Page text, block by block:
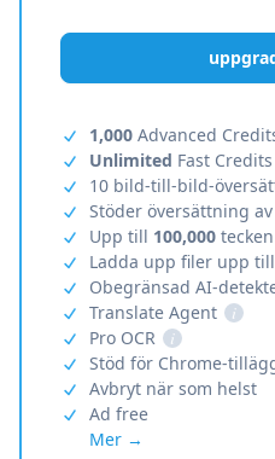
1,000 Advanced
Unlimited Fast Credits
10 bild-till-bild-
Stöder översättning
Upp till 100,000
Ladda upp filer upp till
Obegränsad AI-
Translate Agent
i
Pro OCR
i
Stöd för Chrome-
Avbryt när som helst
Ad free
Mer →